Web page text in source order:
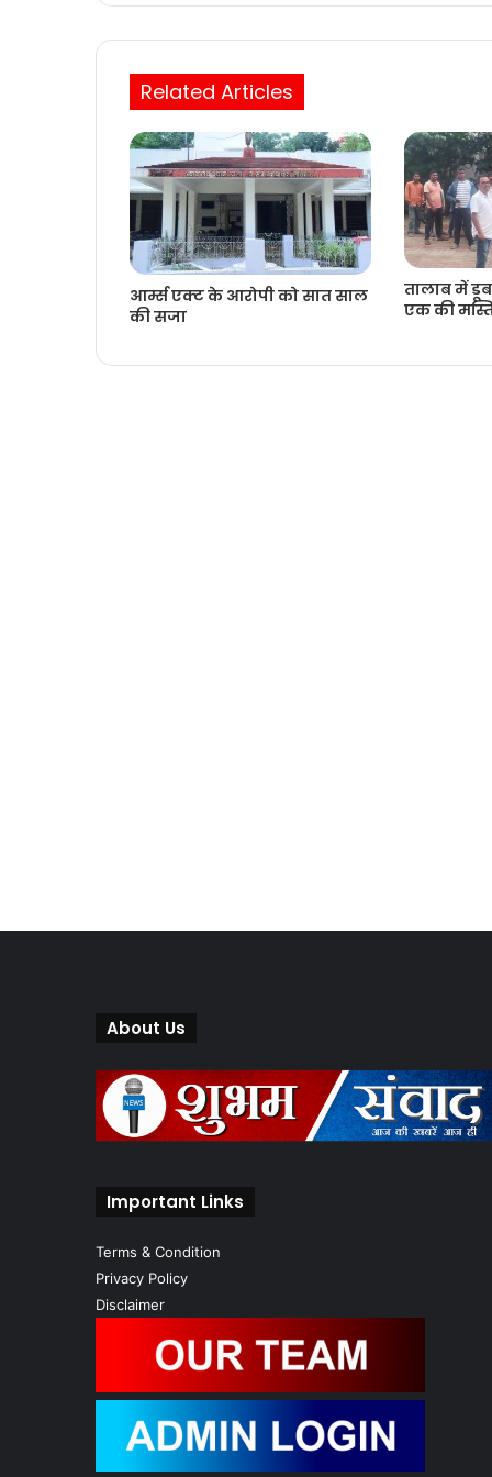
Related Articles
आर्म्स एक्ट के आरोपी को सात साल
की सजा
तालाब में
एक की
About Us
Important Links
Terms & Condition
Privacy Policy
Disclaimer